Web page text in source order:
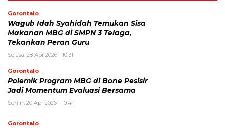
Gorontalo
Wagub Idah Syahidah Temukan Sisa
Makanan MBG di SMPN 3 Telaga,
Tekankan Peran Guru
Selasa, 28 Apr 2026 - 10:31
Gorontalo
Polemik Program MBG di Bone Pesisir
Jadi Momentum Evaluasi Bersama
Senin, 20 Apr 2026 - 10:41
Gorontalo